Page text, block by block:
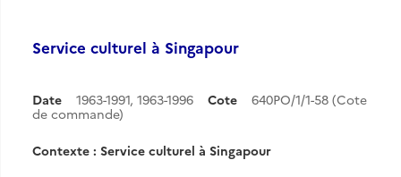
Service culturel à Singapour
Date 1963-1991, 1963-1996 Cote
640PO/1/1-58 (Cote
de commande)
Contexte : Service culturel à Singapour